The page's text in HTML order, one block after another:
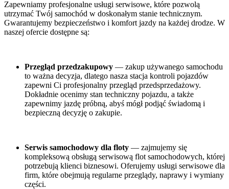
Zapewniamy profesjonalne usługi serwisowe, które pozwolą
utrzymać Twój samochód w doskonałym stanie technicznym.
Gwarantujemy bezpieczeństwo i komfort jazdy na każdej drodze. W
naszej ofercie dostępne są:
Przegląd przedzakupowy — zakup używanego samochodu
to ważna decyzja, dlatego nasza stacja kontroli pojazdów
zapewni Ci profesjonalny przegląd przedsprzedażowy.
Dokładnie ocenimy stan techniczny pojazdu, a także
zapewnimy jazdę próbną, abyś mógł podjąć świadomą i
bezpieczną decyzję o zakupie.
Serwis samochodowy dla floty — zajmujemy się
kompleksową obsługą serwisową flot samochodowych, której
potrzebują klienci biznesowi. Oferujemy usługi serwisowe dla
firm, które obejmują regularne przeglądy, naprawy i wymiany
części.